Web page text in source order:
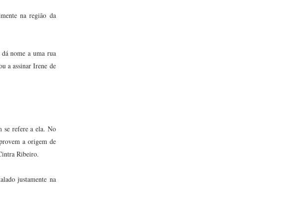
na região da
nome a uma rua
a assinar Irene de
se refere a ela. No
a origem de
Ribeiro.
justamente na